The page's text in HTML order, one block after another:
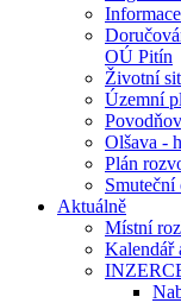
OÚ Pitín
Životní
Územní
Olšava -
Plán
Smuteční
Aktuálně
Místní
Kalendář